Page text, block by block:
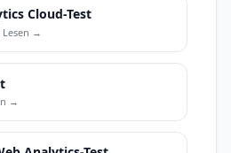
Cloud-Test
→
→